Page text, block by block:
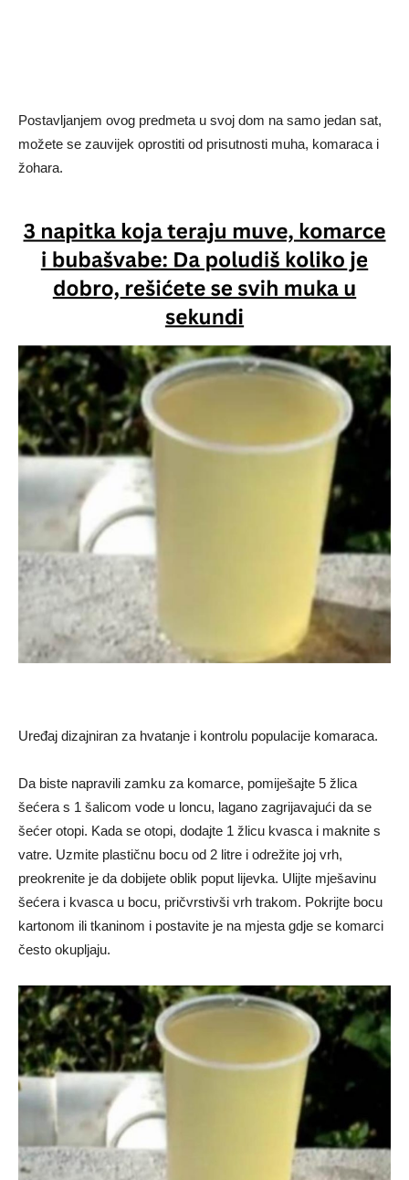
Postavljanjem ovog predmeta u svoj dom na samo jedan sat,
možete se zauvijek oprostiti od prisutnosti muha, komaraca i
žohara.
Uređaj dizajniran za hvatanje i kontrolu populacije komaraca.
Da biste napravili zamku za komarce, pomiješajte 5 žlica
šećera s 1 šalicom vode u loncu, lagano zagrijavajući da se
šećer otopi. Kada se otopi, dodajte 1 žlicu kvasca i maknite s
vatre. Uzmite plastičnu bocu od 2 litre i odrežite joj vrh,
preokrenite je da dobijete oblik poput lijevka. Ulijte mješavinu
šećera i kvasca u bocu, pričvrstivši vrh trakom. Pokrijte bocu
kartonom ili tkaninom i postavite je na mjesta gdje se komarci
često okupljaju.